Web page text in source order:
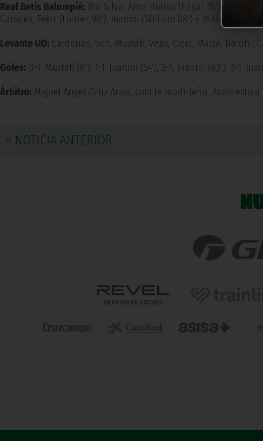
Real Betis Balompié: Rui Silva, Aitor Ruibal (Edgar 76'), Bartra,
Canales, Fekir (Lainez 90'), Juanmi (William 88') y Willian José.
Levante UD: Cárdenas, Son, Mustafi, Vezo, Clerc, Malsa, Bardhi,
Goles: 0-1. Mustafi (6'); 1-1. Juanmi (54'); 2-1. Juanmi (63'); 3-1.
Árbitro: Miguel Ángel Ortiz Arias, comité madrileño. Amonestó a
« NOTICIA ANTERIOR